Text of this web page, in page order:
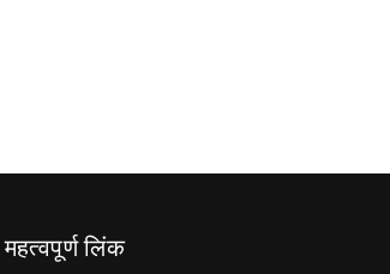
महत्वपूर्ण लिंक